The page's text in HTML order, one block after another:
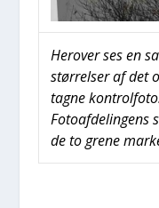
Her­over ses en
stør­rel­ser af det
tag­ne
Foto­af­de­lin­gens
de to gre­ne